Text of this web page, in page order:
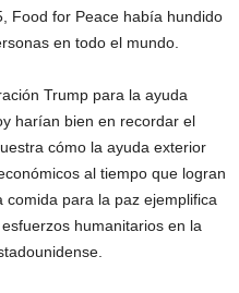
Food for Peace había hundido
en todo el mundo.
Trump para la ayuda
harían bien en recordar el
cómo la ayuda exterior
al tiempo que logran
para la paz ejemplifica
humanitarios en la